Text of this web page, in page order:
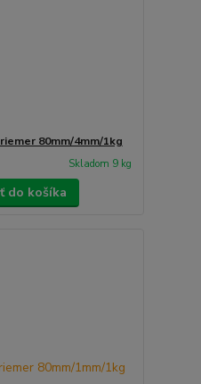
80mm/4mm/1kg
Skladom 9 kg
do košíka